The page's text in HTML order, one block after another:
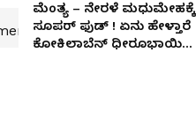
ಮೆಂತ್ಯ – ನೇರಳೆ ಮಧುಮೇಹಕ್ಕೆ
ಸೂಪರ್ ಫುಡ್ ! ಏನು ಹೇಳ್ತಾರೆ
ಕೋಕಿಲಾಬೆನ್ ಧೀರೂಭಾಯಿ